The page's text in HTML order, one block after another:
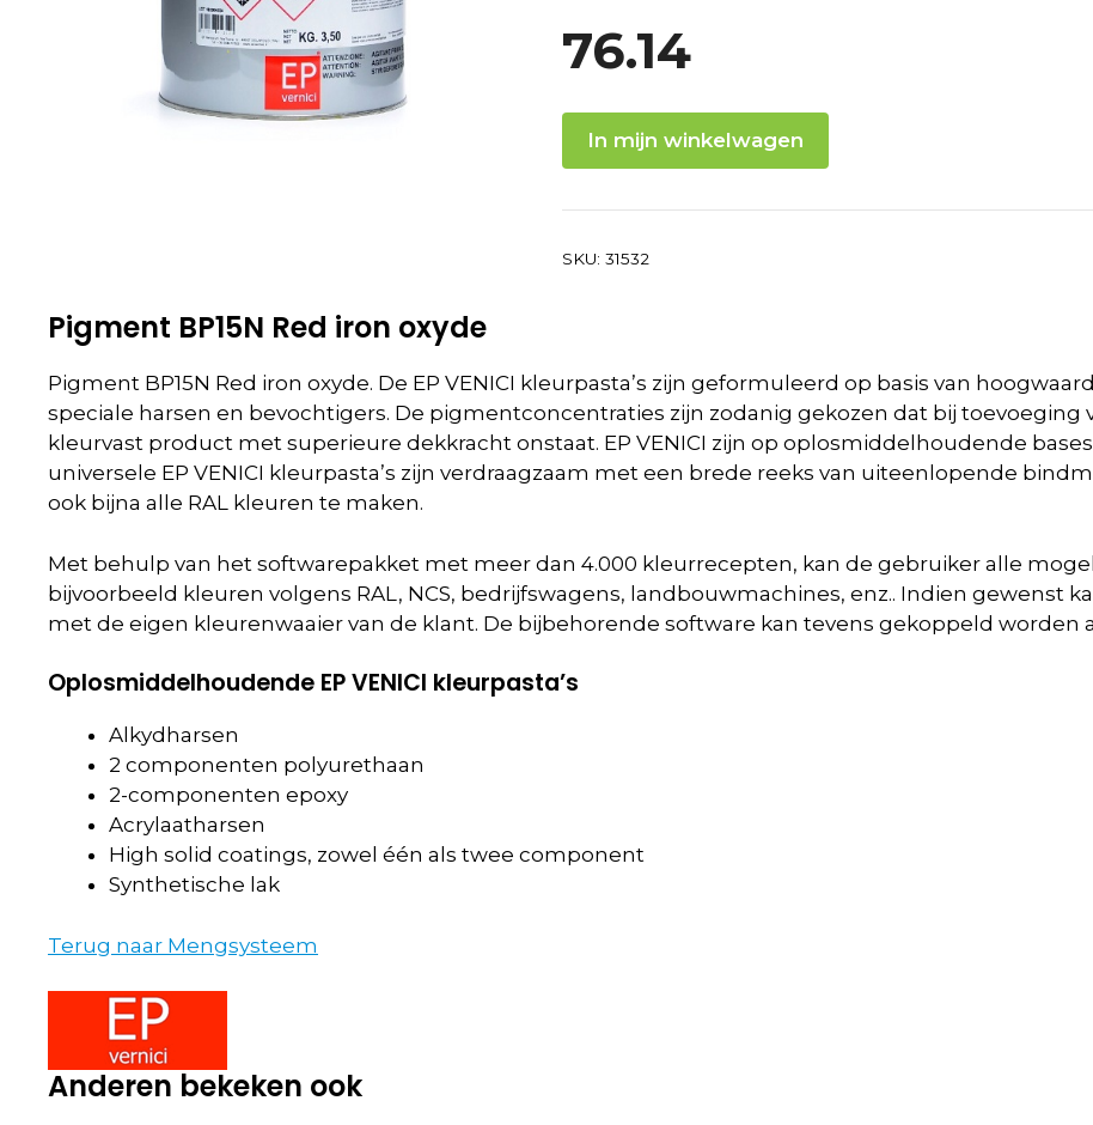
76.14
In mijn winkelwagen
SKU: 31532
Pigment BP15N Red iron oxyde
Pigment BP15N Red iron oxyde. De EP VENICI kleurpasta’s zijn geformuleerd op basis van
speciale harsen en bevochtigers. De pigmentconcentraties zijn zodanig gekozen dat bij
kleurvast product met superieure dekkracht onstaat. EP VENICI zijn op oplosmiddelhoudende
universele EP VENICI kleurpasta’s zijn verdraagzaam met een brede reeks van uiteenlopende
ook bijna alle RAL kleuren te maken.
Met behulp van het softwarepakket met meer dan 4.000 kleurrecepten, kan de gebruiker alle
bijvoorbeeld kleuren volgens RAL, NCS, bedrijfswagens, landbouwmachines, enz.. Indien gewenst
met de eigen kleurenwaaier van de klant. De bijbehorende software kan tevens gekoppeld worden
Oplosmiddelhoudende EP VENICI kleurpasta’s
Alkydharsen
2 componenten polyurethaan
2-componenten epoxy
Acrylaatharsen
High solid coatings, zowel één als twee component
Synthetische lak
Terug naar Mengsysteem
Anderen bekeken ook